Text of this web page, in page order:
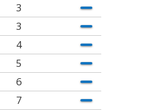
3
3
4
5
6
7